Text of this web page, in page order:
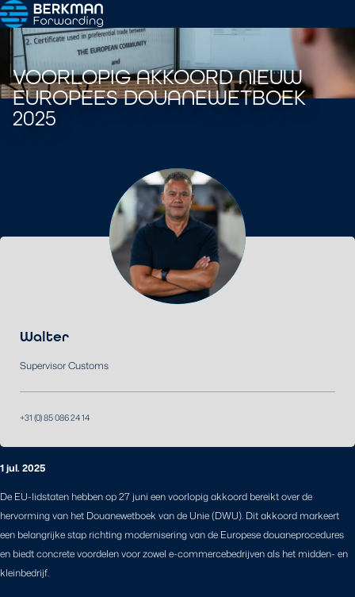
VOORLOPIG AKKOORD NIEUW
EUROPEES DOUANEWETBOEK
2025
Walter
Supervisor Customs
+31 (0) 85 086 24 14
1 jul. 2025
De EU-lidstaten hebben op 27 juni een voorlopig akkoord bereikt over de
hervorming van het Douanewetboek van de Unie (DWU). Dit akkoord markeert
een belangrijke stap richting modernisering van de Europese douaneprocedures
en biedt concrete voordelen voor zowel e-commercebedrijven als het midden- en
kleinbedrijf.